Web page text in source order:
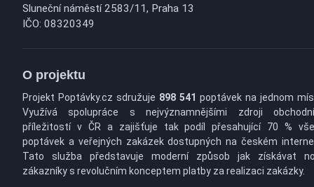
Sluneční náměstí 2583/11, Praha 13
IČO: 08320349
O projektu
Projekt Poptávky.cz sdružuje 898 541 poptávek na jednom
Využívá spolupráce s nejvýznamnějšími zdroji
příležitostí v ČR a zajišťuje tak podíl přesahující 70 %
poptávek a veřejných zakázek dostupných na českém
Tato služba představuje moderní způsob jak získávat
zákazníky s revolučním konceptem platby za realizaci zakázky.